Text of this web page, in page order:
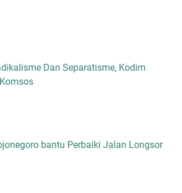
Dan Separatisme, Kodim
bantu Perbaiki Jalan Longsor